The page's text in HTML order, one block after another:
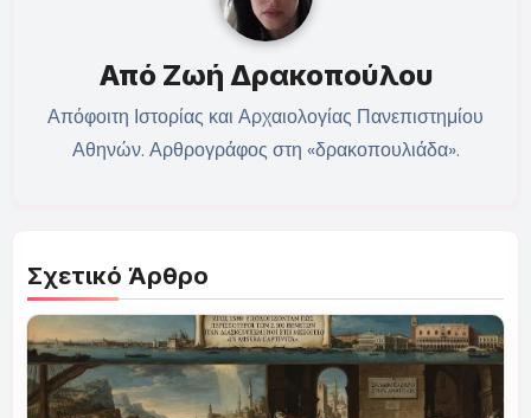
Από Ζωή Δρακοπούλου
Απόφοιτη Ιστορίας και Αρχαιολογίας Πανεπιστημίου
Αθηνών. Αρθρογράφος στη «δρακοπουλιάδα».
Σχετικό Άρθρο